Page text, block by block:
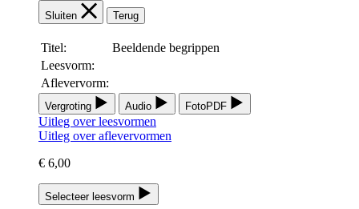
Sluiten Terug
Titel:
Beeldende begrippen
Leesvorm:
Aflevervorm:
Vergroting Audio FotoPDF
Uitleg over leesvormen
Uitleg over aflevervormen
€ 6,00
Selecteer leesvorm